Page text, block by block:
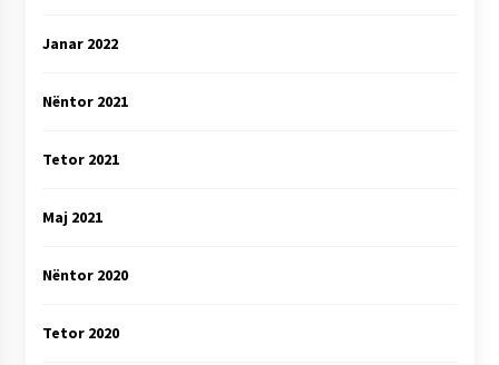
Janar 2022
Nëntor 2021
Tetor 2021
Maj 2021
Nëntor 2020
Tetor 2020